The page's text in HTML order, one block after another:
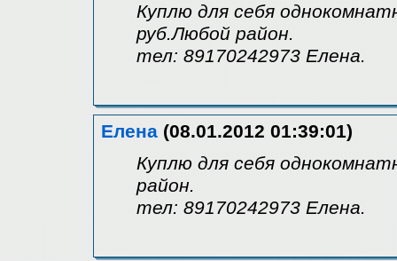
Куплю для себя
руб.Любой район.
тел: 89170242973 Елена.
Елена (08.01.2012 01:39:01)
Куплю для себя
район.
тел: 89170242973 Елена.